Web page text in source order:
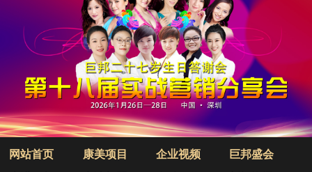
网站首页 康美项目 企业视频 巨邦盛会